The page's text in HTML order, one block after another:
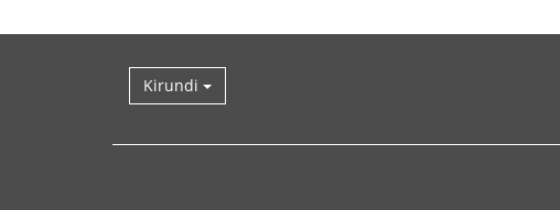
Kirundi